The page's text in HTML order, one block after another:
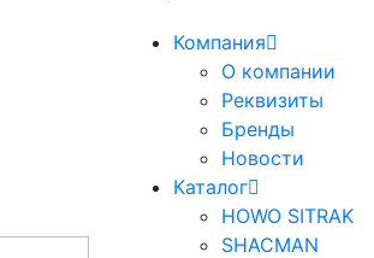
Компания
О компании
Реквизиты
Бренды
Новости
Каталог
HOWO SITRAK
SHACMAN